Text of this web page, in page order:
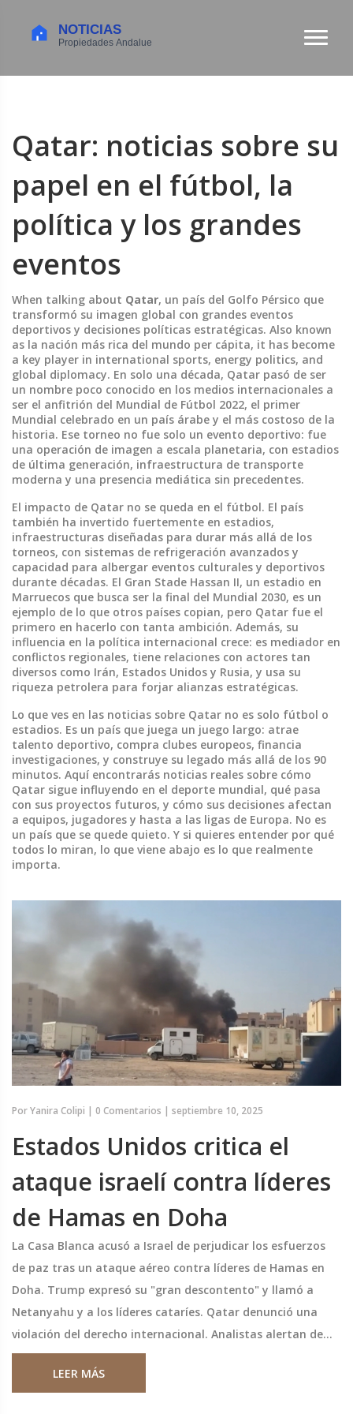
Qatar: noticias sobre su
papel en el fútbol, la
política y los grandes
eventos
When talking about Qatar, un país del Golfo Pérsico que
transformó su imagen global con grandes eventos
deportivos y decisiones políticas estratégicas. Also known
as la nación más rica del mundo per cápita, it has become
a key player in international sports, energy politics, and
global diplomacy. En solo una década, Qatar pasó de ser
un nombre poco conocido en los medios internacionales a
ser el anfitrión del Mundial de Fútbol 2022, el primer
Mundial celebrado en un país árabe y el más costoso de la
historia. Ese torneo no fue solo un evento deportivo: fue
una operación de imagen a escala planetaria, con estadios
de última generación, infraestructura de transporte
moderna y una presencia mediática sin precedentes.
El impacto de Qatar no se queda en el fútbol. El país
también ha invertido fuertemente en estadios,
infraestructuras diseñadas para durar más allá de los
torneos, con sistemas de refrigeración avanzados y
capacidad para albergar eventos culturales y deportivos
durante décadas. El Gran Stade Hassan II, un estadio en
Marruecos que busca ser la final del Mundial 2030, es un
ejemplo de lo que otros países copian, pero Qatar fue el
primero en hacerlo con tanta ambición. Además, su
influencia en la política internacional crece: es mediador en
conflictos regionales, tiene relaciones con actores tan
diversos como Irán, Estados Unidos y Rusia, y usa su
riqueza petrolera para forjar alianzas estratégicas.
Lo que ves en las noticias sobre Qatar no es solo fútbol o
estadios. Es un país que juega un juego largo: atrae
talento deportivo, compra clubes europeos, financia
investigaciones, y construye su legado más allá de los 90
minutos. Aquí encontrarás noticias reales sobre cómo
Qatar sigue influyendo en el deporte mundial, qué pasa
con sus proyectos futuros, y cómo sus decisiones afectan
a equipos, jugadores y hasta a las ligas de Europa. No es
un país que se quede quieto. Y si quieres entender por qué
todos lo miran, lo que viene abajo es lo que realmente
importa.
PorYanira Colipi | 0 Comentarios | septiembre 10, 2025
Estados Unidos critica el
ataque israelí contra líderes
de Hamas en Doha
La Casa Blanca acusó a Israel de perjudicar los esfuerzos
de paz tras un ataque aéreo contra líderes de Hamas en
Doha. Trump expresó su "gran descontento" y llamó a
Netanyahu y a los líderes cataríes. Qatar denunció una
violación del derecho internacional. Analistas alertan de
daños a la credibilidad de Washington y al rol mediador de
Doha en las negociaciones sobre Gaza.
LEER MÁS